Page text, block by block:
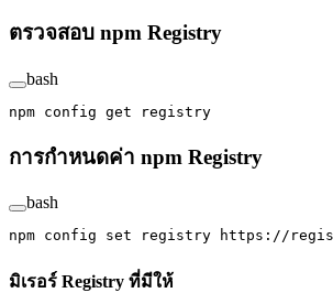
ตรวจสอบ npm Registry
bash
npm config get registry
การกำหนดค่า npm Registry
bash
npm config set registry https://
มิเรอร์ Registry ที่มีให้